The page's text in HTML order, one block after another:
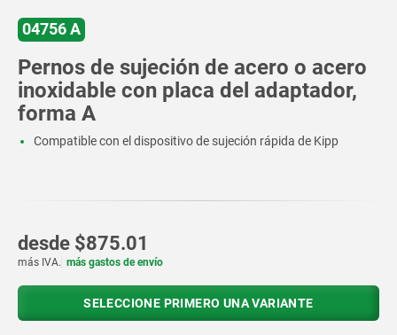
04756 A
Pernos de sujeción de acero o acero
inoxidable con placa del adaptador,
forma A
Compatible con el dispositivo de sujeción rápida de Kipp
desde $875.01
más IVA. más gastos de envío
SELECCIONE PRIMERO UNA VARIANTE